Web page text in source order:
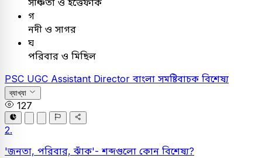
গ
নদী ও সাগর
ঘ
পরিবার ও মিছিল
PSC UGC Assistant Director বাংলা সমষ্টিবাচক বিশেষ্য
ব্যাখ্যা
127
2.
'জনতা, পরিবার, ঝাঁক'- শব্দগুলো কোন বিশেষ্য?